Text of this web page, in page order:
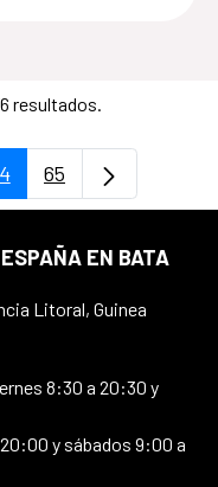
resultados.
Use TAB para
Página
65
EN BATA
Litoral, Guinea
8:30 a 20:30 y
y sábados 9:00 a